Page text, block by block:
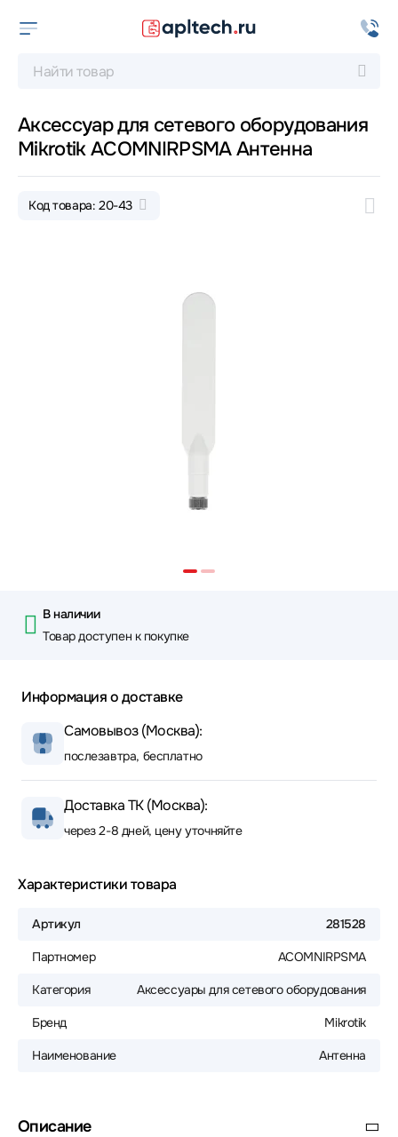
Аксессуар для сетевого оборудования
Mikrotik ACOMNIRPSMA Антенна
Код товара: 20-43
В наличии
Товар доступен к покупке
Информация о доставке
Самовывоз (Москва):
послезавтра, бесплатно
Доставка ТК (Москва):
через 2-8 дней, цену уточняйте
Характеристики товара
Артикул 281528
Партномер ACOMNIRPSMA
Категория Аксессуары для сетевого оборудования
Бренд Mikrotik
Наименование Антенна
Описание